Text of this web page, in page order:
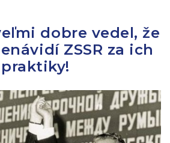
dobre vedel, že
ZSSR za ich
praktiky!